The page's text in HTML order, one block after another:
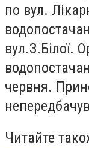
по вул.
вул.З.Білої.
червня.
Читайте